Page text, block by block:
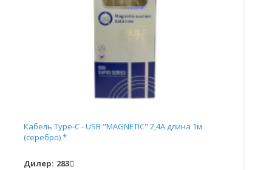
Кабель Type-C - USB "MAGNETIC" 2,4А длина 1м
(серебро) *
Дилер: 283